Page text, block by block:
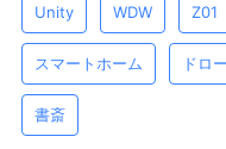
Unity WDW Z01
スマートホーム ドロ
書斎